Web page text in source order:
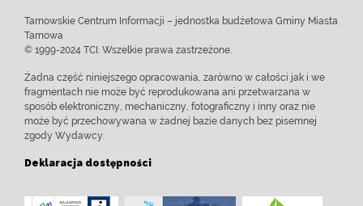
Tarnowskie Centrum Informacji – jednostka budżetowa Gminy Miasta
Tarnowa
© 1999-2024 TCI. Wszelkie prawa zastrzeżone.
Żadna część niniejszego opracowania, zarówno w całości jak i we
fragmentach nie może być reprodukowana ani przetwarzana w
sposób elektroniczny, mechaniczny, fotograficzny i inny oraz nie
może być przechowywana w żadnej bazie danych bez pisemnej
zgody Wydawcy.
Deklaracja dostępności